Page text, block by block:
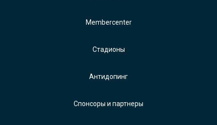
Membercenter
Стадионы
Антидопинг
Спонсоры и партнеры